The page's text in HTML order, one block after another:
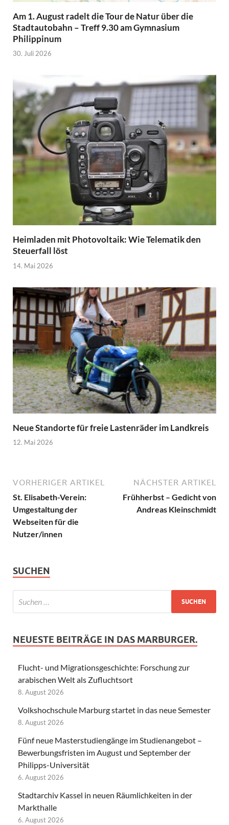
Am 1. August radelt die Tour de Natur über die
Stadtautobahn – Treff 9.30 am Gymnasium
Philippinum
30. Juli 2026
Heimladen mit Photovoltaik: Wie Telematik den
Steuerfall löst
14. Mai 2026
Neue Standorte für freie Lastenräder im Landkreis
12. Mai 2026
VORHERIGER ARTIKEL
St. Elisabeth-Verein:
Umgestaltung der
Webseiten für die
Nutzer/innen
NÄCHSTER ARTIKEL
Frühherbst – Gedicht von
Andreas Kleinschmidt
SUCHEN
NEUESTE BEITRÄGE IN DAS MARBURGER.
Flucht- und Migrationsgeschichte: Forschung zur
arabischen Welt als Zufluchtsort
8. August 2026
Volkshochschule Marburg startet in das neue Semester
8. August 2026
Fünf neue Masterstudiengänge im Studienangebot –
Bewerbungsfristen im August und September der
Philipps-Universität
6. August 2026
Stadtarchiv Kassel in neuen Räumlichkeiten in der
Markthalle
6. August 2026